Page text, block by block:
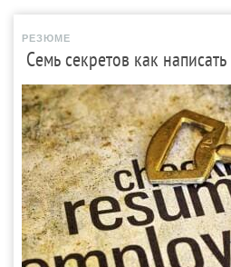
РЕЗЮМЕ
Семь секретов как